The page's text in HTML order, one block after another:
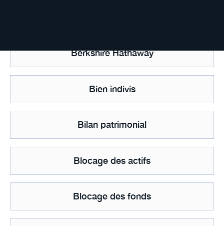
Berkshire Hathaway
Bien indivis
Bilan patrimonial
Blocage des actifs
Blocage des fonds